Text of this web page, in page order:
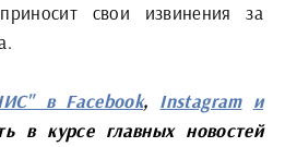
свои извинения за
в Facebook, Instagram и
в курсе главных новостей